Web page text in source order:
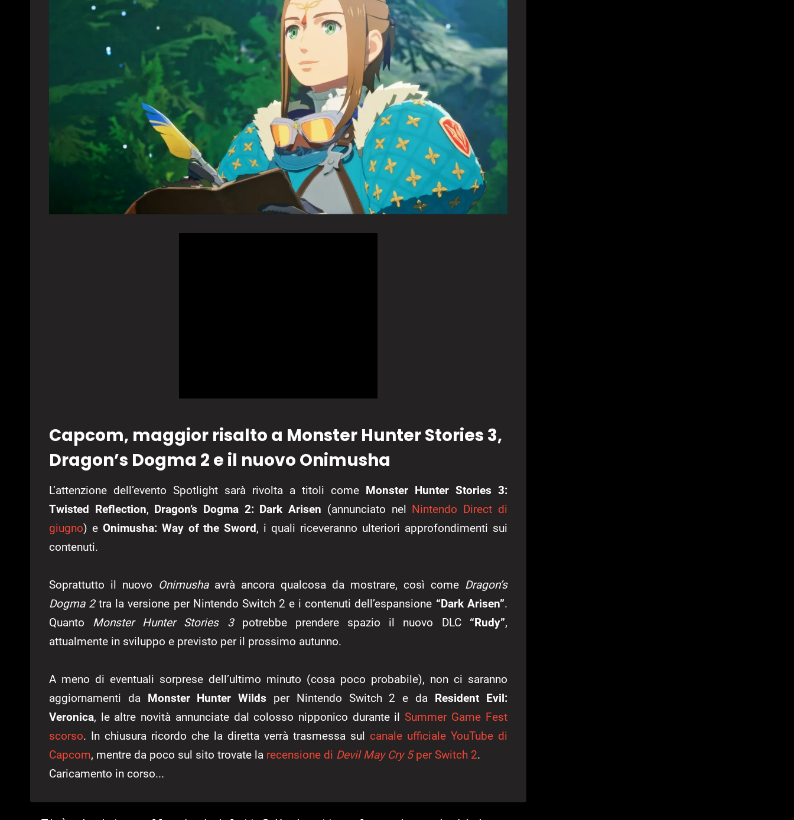
Capcom, maggior risalto a Monster Hunter Stories 3,
Dragon’s Dogma 2 e il nuovo Onimusha
L’attenzione dell’evento Spotlight sarà rivolta a titoli come Monster Hunter Stories 3:
Twisted Reflection, Dragon’s Dogma 2: Dark Arisen (annunciato nel Nintendo Direct di
giugno) e Onimusha: Way of the Sword, i quali riceveranno ulteriori approfondimenti sui
contenuti.
Soprattutto il nuovo Onimushaavrà ancora qualcosa da mostrare, così come Dragon’s
Dogma 2tra la versione per Nintendo Switch 2 e i contenuti dell’espansione “Dark Arisen”.
Quanto Monster Hunter Stories 3potrebbe prendere spazio il nuovo DLC “Rudy”,
attualmente in sviluppo e previsto per il prossimo autunno.
A meno di eventuali sorprese dell’ultimo minuto (cosa poco probabile), non ci saranno
aggiornamenti da Monster Hunter Wilds per Nintendo Switch 2 e da Resident Evil:
Veronica, le altre novità annunciate dal colosso nipponico durante ilSummer Game Fest
scorso. In chiusura ricordo che la diretta verrà trasmessa sul canale ufficiale YouTube di
Capcom, mentre da poco sul sito trovate la recensione di Devil May Cry 5per Switch 2.
Caricamento in corso...